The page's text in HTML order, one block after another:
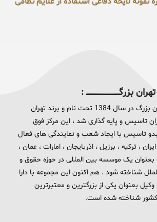
:
مرکز تخصصی تهران بزرگ در سال 1384 تحت نام و برند تهران
تاسیس و پایه گذاری شد ، این مرکز فوق
تاسیس با ایجاد شعب و نمایندگی های فعال
، ترکیه ، برزیل ، اذربایجان ، امارات ، عمان ،
بعنوان یک موسسه بین المللی در حوزه حقوق و
شناخته شود . هم اکنون این مجموعه با دارا
بودن بیش از 360 وکیل بعنوان یکی از بزرگترین و معتبرترین
شناخته شده است.